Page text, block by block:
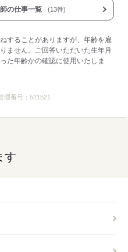
る
の仕事一覧 (13件)
することがありますが、年齢を雇
ません。ご回答いただいた生年月
た年齢かの確認に使用いたしま
理番号： 521521
す